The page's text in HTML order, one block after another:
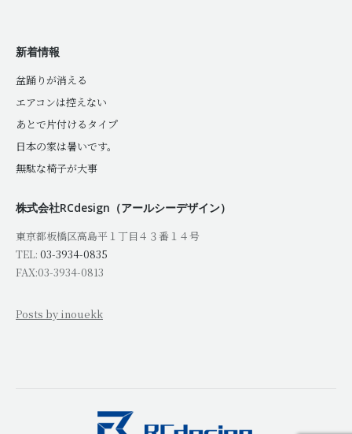
新着情報
盆踊りが消える
エアコンは控えない
あとで片付けるタイプ
日本の家は暑いです。
無駄な椅子が大事
株式会社RCdesign（アールシーデザイン）
東京都板橋区高島平１丁目４３番１４号
TEL: 03-3934-0835
FAX:03-3934-0813
Posts by inouekk